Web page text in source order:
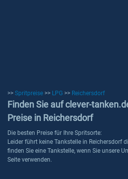
>> Spritpreise >> LPG >> Reichersdorf
Finden Sie auf clever-
Preise in Reichersdorf
Die besten Preise für Ihre Spritsorte:
Leider führt keine Tankstelle in Reichersdorf
finden Sie eine Tankstelle, wenn Sie unsere
Seite verwenden.